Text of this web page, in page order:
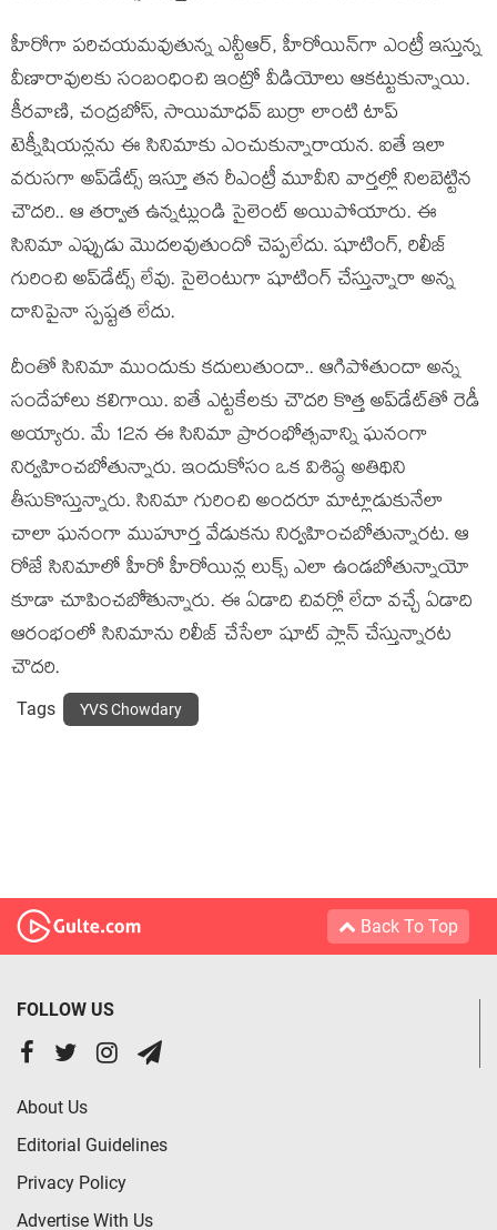
హీరోగా పరిచయమవుతున్న ఎన్టీఆర్‌, హీరోయిన్‌గా ఎంట్రీ ఇస్తున్న
వీణారావులకు సంబంధించి ఇంట్రో వీడియోలు ఆకట్టుకున్నాయి.
కీరవాణి, చంద్రబోస్, సాయిమాధవ్ బుర్రా లాంటి టాప్
టెక్నీషియన్లను ఈ సినిమాకు ఎంచుకున్నారాయన. ఐతే ఇలా
వరుసగా అప్‌డేట్స్ ఇస్తూ తన రీఎంట్రీ మూవీని వార్తల్లో నిలబెట్టిన
చౌదరి.. ఆ తర్వాత ఉన్నట్లుండి సైలెంట్ అయిపోయారు. ఈ
సినిమా ఎప్పుడు మొదలవుతుందో చెప్పలేదు. షూటింగ్, రిలీజ్
గురించి అప్‌డేట్స్ లేవు. సైలెంటు‌గా షూటింగ్ చేస్తున్నారా అన్న
దానిపైనా స్పష్టత లేదు.
దీంతో సినిమా ముందుకు కదులుతుందా.. ఆగిపోతుందా అన్న
సందేహాలు కలిగాయి. ఐతే ఎట్టకేలకు చౌదరి కొత్త అప్‌డేట్‌తో రెడీ
అయ్యారు. మే 12న ఈ సినిమా ప్రారంభోత్సవాన్ని ఘనంగా
నిర్వహించబోతున్నారు. ఇందుకోసం ఒక విశిష్ఠ అతిథిని
తీసుకొస్తున్నారు. సినిమా గురించి అందరూ మాట్లాడుకునేలా
చాలా ఘనంగా ముహూర్త వేడుకను నిర్వహించబోతున్నారట. ఆ
రోజే సినిమాలో హీరో హీరోయిన్ల లుక్స్ ఎలా ఉండబోతున్నాయో
కూడా చూపించబోెతున్నారు. ఈ ఏడాది చివర్లో లేదా వచ్చే ఏడాది
ఆరంభంలో సినిమాను రిలీజ్ చేసేలా షూట్ ప్లాన్ చేస్తున్నారట
చౌదరి.
Tags YVS Chowdary
Back To Top
FOLLOW US
About Us
Editorial Guidelines
Privacy Policy
Advertise With Us